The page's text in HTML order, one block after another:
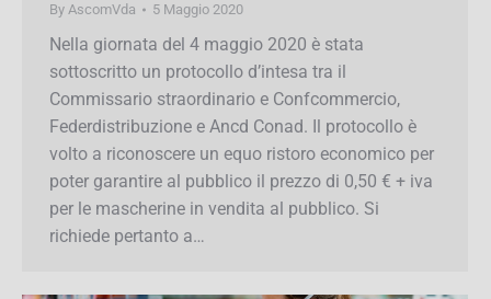
Contributi e bonus ,Covid19,News
Nella giornata del 4 maggio 2020 è stata
sottoscritto un protocollo d’intesa tra il
Commissario straordinario e Confcommercio,
Federdistribuzione e Ancd Conad. Il protocollo è
volto a riconoscere un equo ristoro economico
per poter garantire al pubblico il prezzo di 0,50 €
+ iva per le mascherine in vendita al pubblico. Si